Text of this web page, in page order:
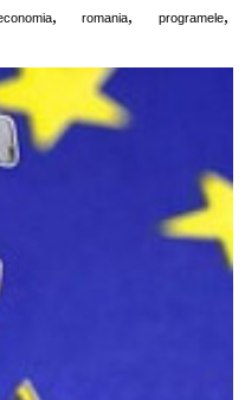
, romania, programele,